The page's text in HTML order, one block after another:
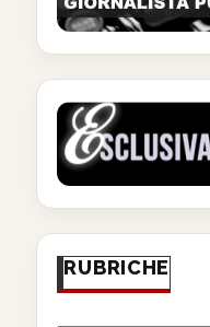
RUBRICHE